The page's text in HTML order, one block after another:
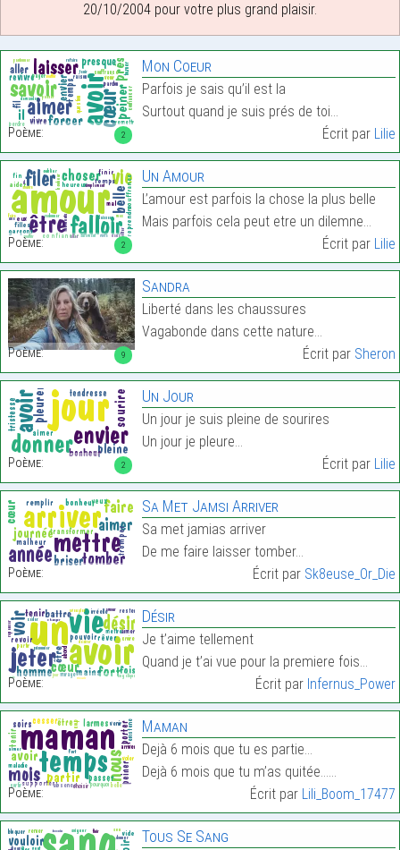
20/10/2004 pour votre plus grand plaisir.
2
Poème:
Mon Coeur
Parfois je sais qu’il est la
Surtout quand je suis prés de toi…
Écrit par Lilie
2
Poème:
Un Amour
L’amour est parfois la chose la plus belle
Mais parfois cela peut etre un dilemne…
Écrit par Lilie
9
Poème:
Sandra
Liberté dans les chaussures
Vagabonde dans cette nature…
Écrit par Sheron
2
Poème:
Un Jour
Un jour je suis pleine de sourires
Un jour je pleure…
Écrit par Lilie
Poème:
Sa Met Jamsi Arriver
Sa met jamias arriver
De me faire laisser tomber…
Écrit par Sk8euse_Or_Die
Poème:
Désir
Je t’aime tellement
Quand je t’ai vue pour la premiere fois…
Écrit par Infernus_Power
Poème:
Maman
Dejà 6 mois que tu es partie…
Dejà 6 mois que tu m’as quitée……
Écrit par Lili_Boom_17477
Tous Se Sang